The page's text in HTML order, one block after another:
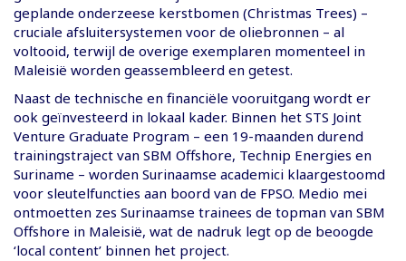
geplande onderzeese kerstbomen (Christmas Trees) –
cruciale afsluitersystemen voor de oliebronnen – al
voltooid, terwijl de overige exemplaren momenteel in
Maleisië worden geassembleerd en getest.
Naast de technische en financiële vooruitgang wordt er
ook geïnvesteerd in lokaal kader. Binnen het STS Joint
Venture Graduate Program – een 19-maanden durend
trainingstraject van SBM Offshore, Technip Energies en
Suriname – worden Surinaamse academici klaargestoomd
voor sleutelfuncties aan boord van de FPSO. Medio mei
ontmoetten zes Surinaamse trainees de topman van SBM
Offshore in Maleisië, wat de nadruk legt op de beoogde
‘local content’ binnen het project.